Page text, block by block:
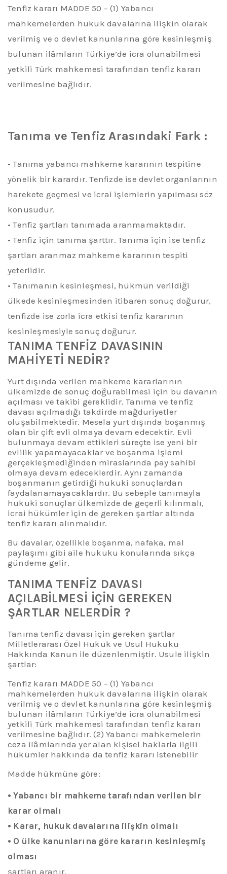
Tenfiz kararı MADDE 50 – (1) Yabancı
mahkemelerden hukuk davalarına ilişkin olarak
verilmiş ve o devlet kanunlarına göre kesinleşmiş
bulunan ilâmların Türkiye’de icra olunabilmesi
yetkili Türk mahkemesi tarafından tenfiz kararı
verilmesine bağlıdır.
Tanıma ve Tenfiz Arasındaki Fark :
•Tanıma yabancı mahkeme kararının tespitine
yönelik bir karardır. Tenfizde ise devlet organlarının
harekete geçmesi ve icrai işlemlerin yapılması söz
konusudur.
•Tenfiz şartları tanımada aranmamaktadır.
•Tenfiz için tanıma şarttır. Tanıma için ise tenfiz
şartları aranmaz mahkeme kararının tespiti
yeterlidir.
•Tanımanın kesinleşmesi, hükmün verildiği
ülkede kesinleşmesinden itibaren sonuç doğurur,
tenfizde ise zorla icra etkisi tenfiz kararının
kesinleşmesiyle sonuç doğurur.
TANIMA TENFİZ DAVASININ
MAHİYETİ NEDİR?
Yurt dışında verilen mahkeme kararlarının
ülkemizde de sonuç doğurabilmesi için bu davanın
açılması ve takibi gereklidir. Tanıma ve tenfiz
davası açılmadığı takdirde mağduriyetler
oluşabilmektedir. Mesela yurt dışında boşanmış
olan bir çift evli olmaya devam edecektir. Evli
bulunmaya devam ettikleri süreçte ise yeni bir
evlilik yapamayacaklar ve boşanma işlemi
gerçekleşmediğinden miraslarında pay sahibi
olmaya devam edeceklerdir. Aynı zamanda
boşanmanın getirdiği hukuki sonuçlardan
faydalanamayacaklardır. Bu sebeple tanımayla
hukuki sonuçlar ülkemizde de geçerli kılınmalı,
icrai hükümler için de gereken şartlar altında
tenfiz kararı alınmalıdır.
Bu davalar, özellikle boşanma, nafaka, mal
paylaşımı gibi aile hukuku konularında sıkça
gündeme gelir.
TANIMA TENFİZ DAVASI
AÇILABİLMESİ İÇİN GEREKEN
ŞARTLAR NELERDİR ?
Tanıma tenfiz davası için gereken şartlar
Milletlerarası Özel Hukukve Usul Hukuku
Hakkında Kanun ile düzenlenmiştir. Usule ilişkin
şartlar:
Tenfiz kararı MADDE 50 – (1) Yabancı
mahkemelerden hukuk davalarına ilişkin olarak
verilmiş ve o devlet kanunlarına göre kesinleşmiş
bulunan ilâmların Türkiye’de icra olunabilmesi
yetkili Türk mahkemesi tarafından tenfiz kararı
verilmesine bağlıdır. (2) Yabancı mahkemelerin
ceza ilâmlarında yer alan kişisel haklarla ilgili
hükümler hakkında da tenfiz kararı istenebilir
Madde hükmüne göre:
•Yabancı bir mahkeme tarafından verilen bir
karar olmalı
• Karar, hukuk davalarına ilişkin olmalı
• O ülke kanunlarına göre kararın kesinleşmiş
olması
şartları aranır.